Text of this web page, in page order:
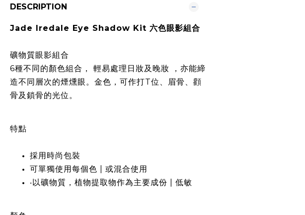
DESCRIPTION
Jade Iredale Eye Shadow Kit 六色眼影組合
礦物質眼影組合
6種不同的顏色組合， 輕易處理日妝及晚妝 ，亦能締
造不同層次的煙燻眼。金色，可作打T位、眉骨、顴
骨及鎖骨的光位。
特點
採用時尚包裝
可單獨使用每個色 | 或混合使用
‧以礦物質，植物提取物作為主要成份 | 低敏